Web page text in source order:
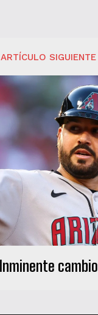
ARTÍCULO SIGUIENTE
Inminente cambio